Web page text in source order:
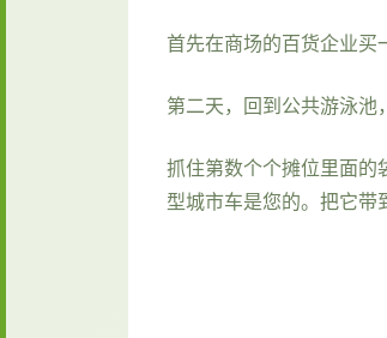
首先在商场的百货企业买
第二天，回到公共游泳池
抓住第数个个摊位里面
型城市车是您的。把它带